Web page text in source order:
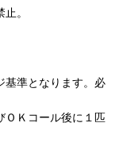
。
基準となります。必
ＯＫコール後に１匹